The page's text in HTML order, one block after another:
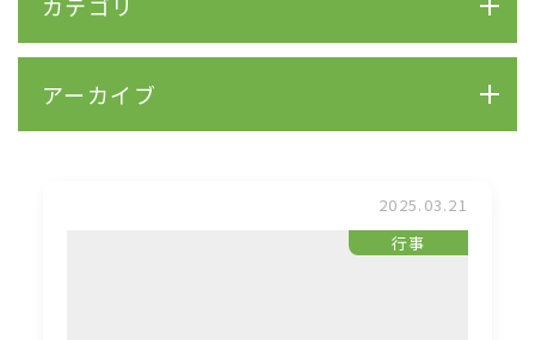
アーカイブ
2025.03.21
行事